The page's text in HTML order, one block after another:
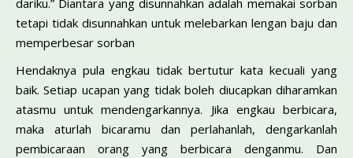
dariku.” Diantara yang disunnahkan adalah memakai sorban
tetapi tidak disunnahkan untuk melebarkan lengan baju dan
memperbesar sorban
Hendaknya pula engkau tidak bertutur kata kecuali yang
baik. Setiap ucapan yang tidak boleh diucapkan diharamkan
atasmu untuk mendengarkannya. Jika engkau berbicara,
maka aturlah bicaramu dan perlahanlah, dengarkanlah
pembicaraan orang yang berbicara denganmu. Dan